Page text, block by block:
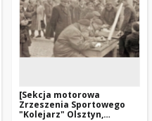
[Sekcja motorowa
Zrzeszenia Sportowego
"Kolejarz" Olsztyn,